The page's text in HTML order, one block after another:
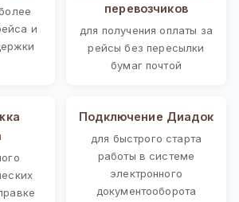
и
перевозчиков
для получения оплаты за
рейсы без пересылки
бумаг почтой
Подключение Диадок
для быстрого старта
работы в системе
электронного
документооборота